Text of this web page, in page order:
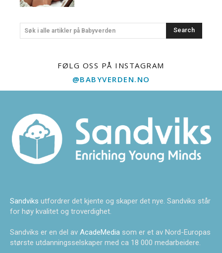
Søk i alle artikler på Babyverden Search
FØLG OSS PÅ INSTAGRAM
@BABYVERDEN.NO
Sandviks utfordrer det kjente og skaper det nye. Sandviks står
for høy kvalitet og troverdighet.
Sandviks er en del av AcadeMedia som er et av Nord-Europas
største utdanningsselskaper med ca 18 000 medarbeidere.